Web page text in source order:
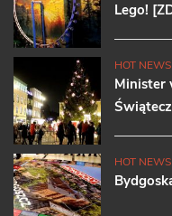
Lego!
HOT NEWS
Minister
HOT NEWS